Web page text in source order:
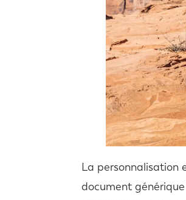
La personnalisation
document